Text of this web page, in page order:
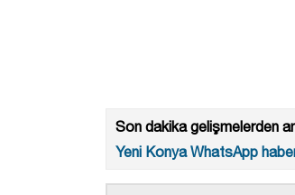
Son dakika gelişmelerden
Yeni Konya WhatsApp haber